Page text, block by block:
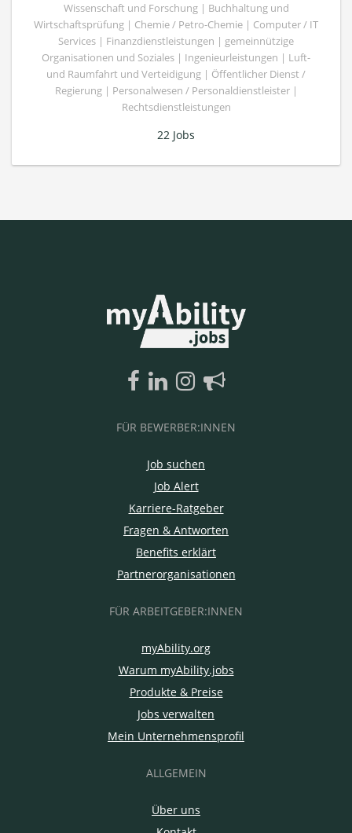
Wissenschaft und Forschung | Buchhaltung und
Wirtschaftsprüfung | Chemie / Petro-Chemie | Computer / IT
Services | Finanzdienstleistungen | gemeinnützige
Organisationen und Soziales | Ingenieurleistungen | Luft-
und Raumfahrt und Verteidigung | Öffentlicher Dienst /
Regierung | Personalwesen / Personaldienstleister |
Rechtsdienstleistungen
22 Jobs
FÜR BEWERBER:INNEN
Job suchen
Job Alert
Karriere-Ratgeber
Fragen & Antworten
Benefits erklärt
Partnerorganisationen
FÜR ARBEITGEBER:INNEN
myAbility.org
Warum myAbility.jobs
Produkte & Preise
Jobs verwalten
Mein Unternehmensprofil
ALLGEMEIN
Über uns